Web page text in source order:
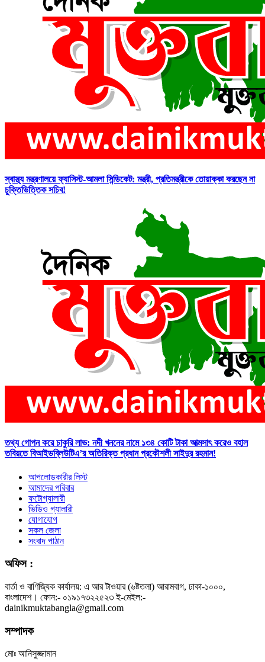
স্বাস্থ্য মন্ত্রণালয়ে ফ্যাসিস্ট-আমলা সিন্ডিকেট: মন্ত্রী, প্রতিমন্ত্রীকে তোয়াক্কা করছেন না
চুক্তিভিত্তিক সচিব!
তথ্য গোপন করে চাকুরি লাভ: নদী খননের নামে ১৩৪ কোটি টাকা আত্মসাৎ করেও বহাল
তবিয়তে বিআইডব্লিউটিএ’র অতিরিক্ত প্রধান প্রকৌশলী সাইদুর রহমান!
আপলোডকারীর লিস্ট
আমাদের পরিবার
ফটোগ্যালারী
ভিডিও গ্যালারী
যোগাযোগ
সকল জেলা
সংবাদ পাঠান
অফিস :
বার্তা ও বাণিজ্যিক কার্যালয়: এ আর টাওয়ার (৬ষ্টতলা) আরামবাগ, ঢাকা-১০০০,
বাংলাদেশ। ফোন:- ০১৯১৭৩২২৫২৩ ই-মেইল:-
dainikmuktabangla@gmail.com
সম্পাদক
মোঃ আনিসুজ্জামান